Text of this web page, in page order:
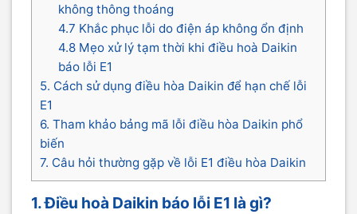
không thông thoáng
4.7 Khắc phục lỗi do điện áp không ổn định
4.8 Mẹo xử lý tạm thời khi điều hoà Daikin
báo lỗi E1
5. Cách sử dụng điều hòa Daikin để hạn chế lỗi
E1
6. Tham khảo bảng mã lỗi điều hòa Daikin phổ
biến
7. Câu hỏi thường gặp về lỗi E1 điều hòa Daikin
1. Điều hoà Daikin báo lỗi E1 là gì?